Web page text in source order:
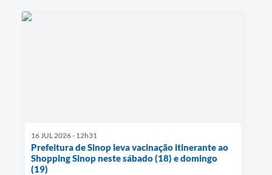
16 JUL 2026 - 12h31
Prefeitura de Sinop leva vacinação itinerante ao
Shopping Sinop neste sábado (18) e domingo
(19)